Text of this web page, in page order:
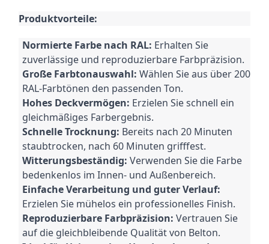
Produktvorteile:
Normierte Farbe nach RAL: Erhalten Sie
zuverlässige und reproduzierbare Farbpräzision.
Große Farbtonauswahl: Wählen Sie aus über 200
RAL-Farbtönen den passenden Ton.
Hohes Deckvermögen: Erzielen Sie schnell ein
gleichmäßiges Farbergebnis.
Schnelle Trocknung: Bereits nach 20 Minuten
staubtrocken, nach 60 Minuten grifffest.
Witterungsbeständig: Verwenden Sie die Farbe
bedenkenlos im Innen- und Außenbereich.
Einfache Verarbeitung und guter Verlauf:
Erzielen Sie mühelos ein professionelles Finish.
Reproduzierbare Farbpräzision: Vertrauen Sie
auf die gleichbleibende Qualität von Belton.